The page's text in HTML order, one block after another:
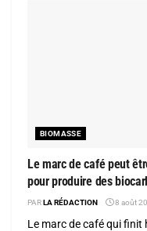
BIOMASSE
Le marc de café peut
pour produire des
PARLA RÉDACTION 8 août
Le marc de café qui finit